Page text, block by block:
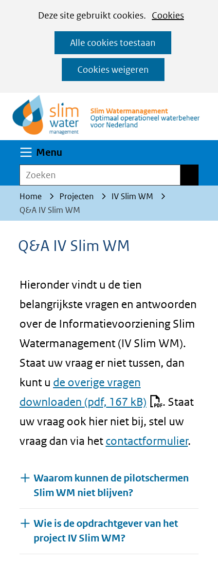
CookiesDeze site gebruikt cookies. Cookies
op
deze
website
worden
toegestaan
of
geweigerd.
Alle cookies toestaan
Cookies weigeren
Ga
naar
de
inhoud
Menu
Zoeken
Home Projecten
IV Slim WM
Q&A IV Slim WM
Q&A IV Slim WM
Hieronder vindt u de tien
belangrijkste vragen en antwoorden
over de Informatievoorziening Slim
Watermanagement (IV Slim WM).
Staat uw vraag er niet tussen, dan
kunt u de overige vragen
downloaden (pdf, 167 kB)
. Staat
uw vraag ook hier niet bij, stel uw
vraag dan via het contactformulier.
Waarom kunnen de pilotschermen
Slim WM niet blijven?
Wie is de opdrachtgever van het
project IV Slim WM?